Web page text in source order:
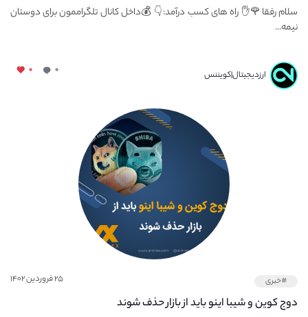
سلام رفقا🌹✋ راه های کسب درآمد:👇 💰داخل کانال تلگراممون برای دوستان
نیمه...
ارزدیجیتال|کویننس ۰ ۰
#خبری ۲۵ فروردین ۱۴۰۲
دوج کوین و شیبا اینو باید از بازار حذف شوند